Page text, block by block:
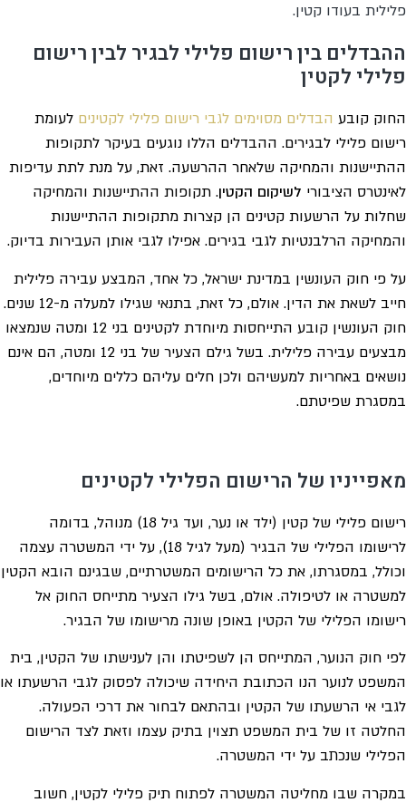
פלילית בעודו קטין.
ההבדלים בין רישום פלילי לבגיר לבין רישום
פלילי לקטין
החוק קובע הבדלים מסוימים לגבי רישום פלילי לקטינים לעומת
רישום פלילי לבגירים. ההבדלים הללו נוגעים בעיקר לתקופות
ההתיישנות והמחיקה שלאחר ההרשעה. זאת, על מנת לתת עדיפות
לאינטרס הציבורי לשיקום הקטין. תקופות ההתיישנות והמחיקה
שחלות על הרשעות קטינים הן קצרות מתקופות ההתיישנות
והמחיקה הרלבנטיות לגבי בגירים. אפילו לגבי אותן העבירות בדיוק.
על פי חוק העונשין במדינת ישראל, כל אחד, המבצע עבירה פלילית
חייב לשאת את הדין. אולם, כל זאת, בתנאי שגילו למעלה מ-12 שנים.
חוק העונשין קובע התייחסות מיוחדת לקטינים בני 12 ומטה שנמצאו
מבצעים עבירה פלילית. בשל גילם הצעיר של בני 12 ומטה, הם אינם
נושאים באחריות למעשיהם ולכן חלים עליהם כללים מיוחדים,
במסגרת שפיטתם.
מאפייניו של הרישום הפלילי לקטינים
רישום פלילי של קטין (ילד או נער, ועד גיל 18) מנוהל, בדומה
לרישומו הפלילי של הבגיר (מעל לגיל 18), על ידי המשטרה עצמה
וכולל, במסגרתו, את כל הרישומים המשטרתיים, שבגינם הובא הקטין
למשטרה או לטיפולה. אולם, בשל גילו הצעיר מתייחס החוק אל
רישומו הפלילי של הקטין באופן שונה מרישומו של הבגיר.
לפי חוק הנוער, המתייחס הן לשפיטתו והן לענישתו של הקטין, בית
המשפט לנוער הנו הכתובת היחידה שיכולה לפסוק לגבי הרשעתו או
לגבי אי הרשעתו של הקטין ובהתאם לבחור את דרכי הפעולה.
החלטה זו של בית המשפט תצוין בתיק עצמו וזאת לצד הרישום
הפלילי שנכתב על ידי המשטרה.
במקרה שבו מחליטה המשטרה לפתוח תיק פלילי לקטין, חשוב